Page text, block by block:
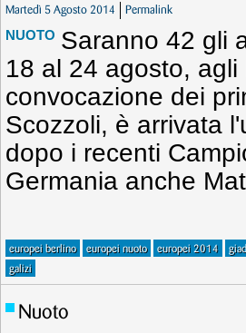
Martedì 5 Agosto 2014 Permalink
NUOTO Saranno 42 gli
18 al 24 agosto,
convocazione dei
Scozzoli, è arrivata
dopo i recenti
Germania anche
europei berlino europei nuoto europei 2014
galizi
Nuoto